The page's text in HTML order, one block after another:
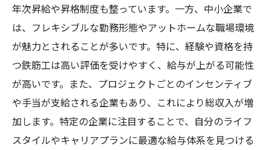
年次昇給や昇格制度も整っています。一方、中小企業で
は、フレキシブルな勤務形態やアットホームな職場環境
が魅力とされることが多いです。特に、経験や資格を持
つ鉄筋工は高い評価を受けやすく、給与が上がる可能性
が高いです。また、プロジェクトごとのインセンティブ
や手当が支給される企業もあり、これにより総収入が増
加します。特定の企業に注目することで、自分のライフ
スタイルやキャリアプランに最適な給与体系を見つける